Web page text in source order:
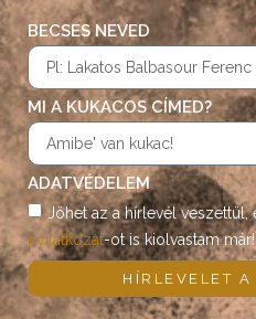
BECSES NEVED
MI A KUKACOS CÍMED?
ADATVÉDELEM
Jöhet az a hírlevél veszettül,
nyilatkozat-ot is kiolvastam már!
HÍRLEVELET A